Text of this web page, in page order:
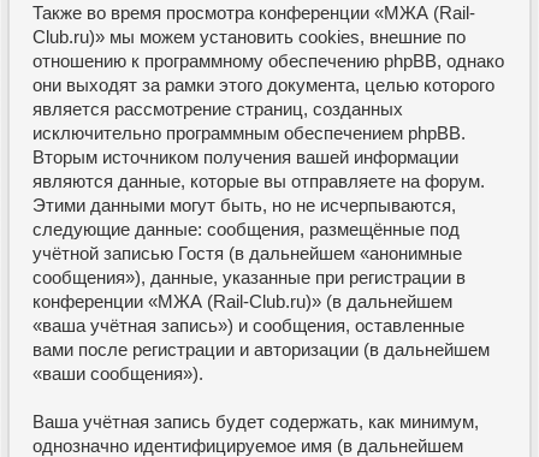
Также во время просмотра конференции «МЖА (Rail-
Club.ru)» мы можем установить cookies, внешние по
отношению к программному обеспечению phpBB, однако
они выходят за рамки этого документа, целью которого
является рассмотрение страниц, созданных
исключительно программным обеспечением phpBB.
Вторым источником получения вашей информации
являются данные, которые вы отправляете на форум.
Этими данными могут быть, но не исчерпываются,
следующие данные: сообщения, размещённые под
учётной записью Гостя (в дальнейшем «анонимные
сообщения»), данные, указанные при регистрации в
конференции «МЖА (Rail-Club.ru)» (в дальнейшем
«ваша учётная запись») и сообщения, оставленные
вами после регистрации и авторизации (в дальнейшем
«ваши сообщения»).
Ваша учётная запись будет содержать, как минимум,
однозначно идентифицируемое имя (в дальнейшем